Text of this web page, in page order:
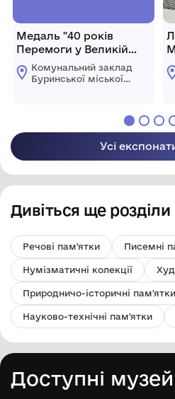
Медаль "40 років
Перемоги у Великій
Вітчизняній війні".
Комунальний заклад
Буринської міської
Усі
Дивіться ще розділи
Речові пам'ятки Писемні
Нумізматичні колекції
Природничо-історичні пам'ятки
Науково-технічні пам'ятки
Доступні